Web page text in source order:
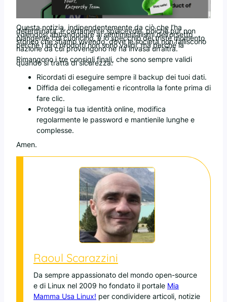
Questa notizia, indipendentemente da ciò che l’ha
determinata, è certamente spiacevole, poiché pur non
volendosi abbandonare ai sentimentalismi dell’orsetto
piangente col cuoricino, è lo specchio del triste momento
storico che stiamo vivendo, dove le società non falliscono
perché i loro prodotti non sono validi, ma perché la
nazione da cui provengono ne ha invasa un’altra.
Rimangono i tre consigli finali, che sono sempre validi
quando si tratta di sicurezza:
Ricordati di eseguire sempre il backup dei tuoi dati.
Diffida dei collegamenti e ricontrolla la fonte prima di
fare clic.
Proteggi la tua identità online, modifica
regolarmente le password e mantienile lunghe e
complesse.
Amen.
Raoul Scarazzini
Da sempre appassionato del mondo open-source
e di Linux nel 2009 ho fondato il portale Mia
Mamma Usa Linux! per condividere articoli, notizie